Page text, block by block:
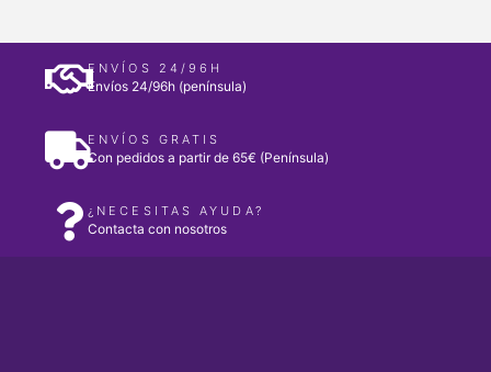
ENVÍOS 24/96H
Envíos 24/96h (península)
ENVÍOS GRATIS
Con pedidos a partir de 65€ (Península)
¿NECESITAS AYUDA?
Contacta con nosotros